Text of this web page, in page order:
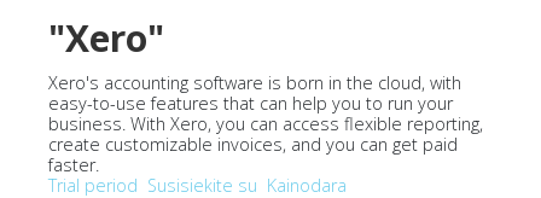
"Xero"
Xero's accounting software is born in the cloud, with
easy-to-use features that can help you to run your
business. With Xero, you can access flexible reporting,
create customizable invoices, and you can get paid
faster.
Trial period Susisiekite su Kainodara